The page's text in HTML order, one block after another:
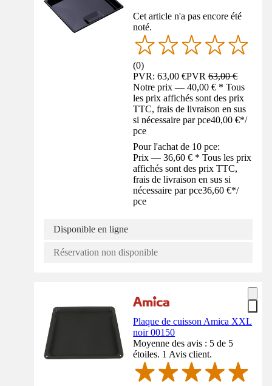
Cet article n'a pas encore été
noté.
(0)
PVR: 63,00 €PVR63,00 €
Notre prix — 40,00 € * Tous
les prix affichés sont des prix
TTC, frais de livraison en sus
si nécessaire par pce40,00 €*/
pce
Pour l'achat de 10 pce:
Prix — 36,60 € * Tous les prix
affichés sont des prix TTC,
frais de livraison en sus si
nécessaire par pce36,60 €*/
pce
Disponible en ligne
Réservation non disponible
Plaque de cuisson Amica XXL
noir 00150
Moyenne des avis : 5 de 5
étoiles. 1 Avis client.